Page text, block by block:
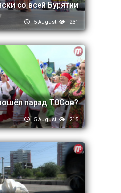
со всей Бурятии
5 August 231
парад ТОСов?
5 August 215